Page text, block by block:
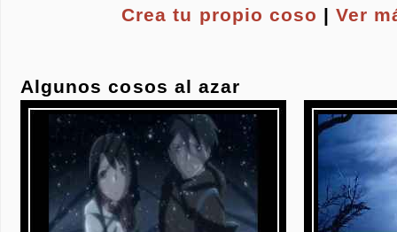
Crea tu propio coso |Ver
Algunos cosos al azar